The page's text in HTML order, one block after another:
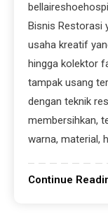
Bisnis Restorasi
usaha kreatif
hingga kolektor
tampak usang
dengan teknik
membersihkan,
warna, material,
Continue